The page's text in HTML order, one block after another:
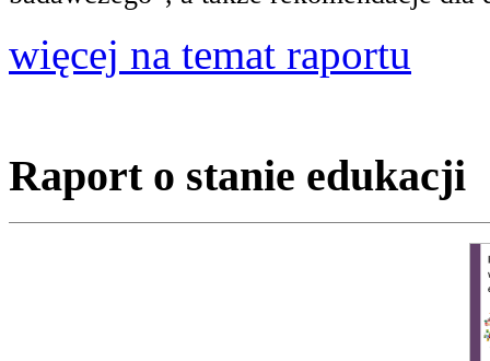
więcej na temat raportu
Raport o stanie edukacji